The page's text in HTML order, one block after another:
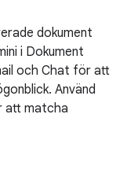
dokument
i Dokument
och Chat för att
Använd
att matcha